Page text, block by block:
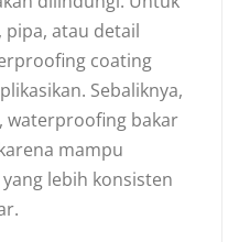
pipa, atau detail
coating
Sebaliknya,
waterproofing bakar
mampu
lebih konsisten